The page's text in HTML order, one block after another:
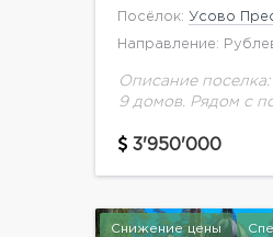
Посёлок: Усово
Направление:
Описание
9 домов. Рядом с
красоты. Удобные
3'950'000
Снижение цены